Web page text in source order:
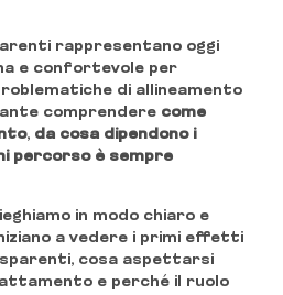
rappresentano oggi
e confortevole per
di allineamento
comprendere come
, da cosa dipendono i
percorso è sempre
in modo chiaro e
a vedere i primi effetti
cosa aspettarsi
e perché il ruolo